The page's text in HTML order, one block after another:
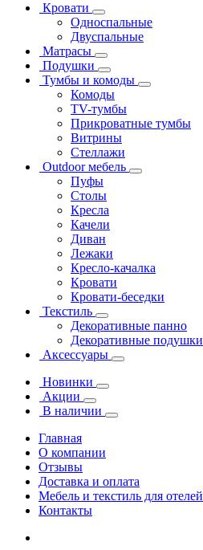
Кровати
Односпальные
Двуспальные
Матрасы
Подушки
Тумбы и комоды
Комоды
ТV-тумбы
Прикроватные тумбы
Витрины
Стеллажи
Outdoor мебель
Пуфы
Столы
Кресла
Качели
Диван
Лежаки
Кресло-качалка
Кровати
Кровати-беседки
Текстиль
Декоративные панно
Декоративные подушки
Аксессуары
Новинки
Акции
В наличии
Главная
О компании
Отзывы
Доставка и оплата
Мебель и текстиль для отелей
Контакты